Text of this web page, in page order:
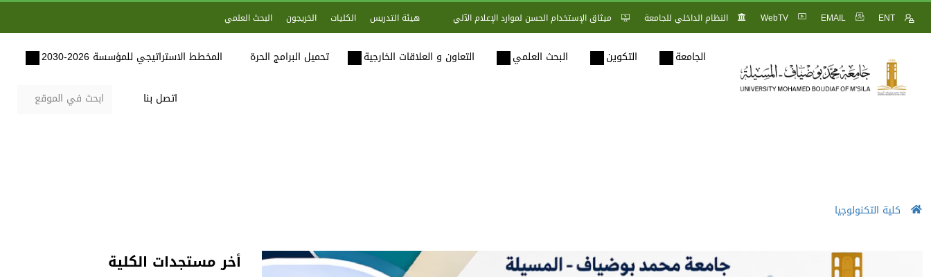
ENT
EMAIL
WebTV النظام الداخلي للجامعة ميثاق الإستخدام الحسن لموارد الإعلام الآلي هيئة التدريس الكليات الخريجون البحث العلمي
الجامعة التكوين البحث العلمي التعاون و العلاقات الخارجية تحميل البرامج الحرة المخطط الاستراتيجي للمؤسسة 2026-2030
اتصل بنا
كلية التكنولوجيا
أخر مستجدات الكلية